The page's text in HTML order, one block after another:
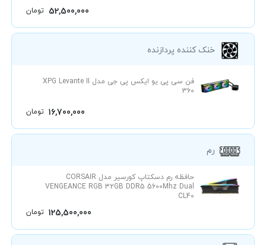
52,500,000 تومان
خنک کننده پردازنده
16,700,000 تومان
فن سی پی یو ایکس پی جی مدل XPG Levante II
360
رم
125,500,000 تومان
حافظه رم دسکتاپ کورسیر مدل CORSAIR
VENGEANCE RGB 32GB DDR5 5600Mhz Dual
CL40